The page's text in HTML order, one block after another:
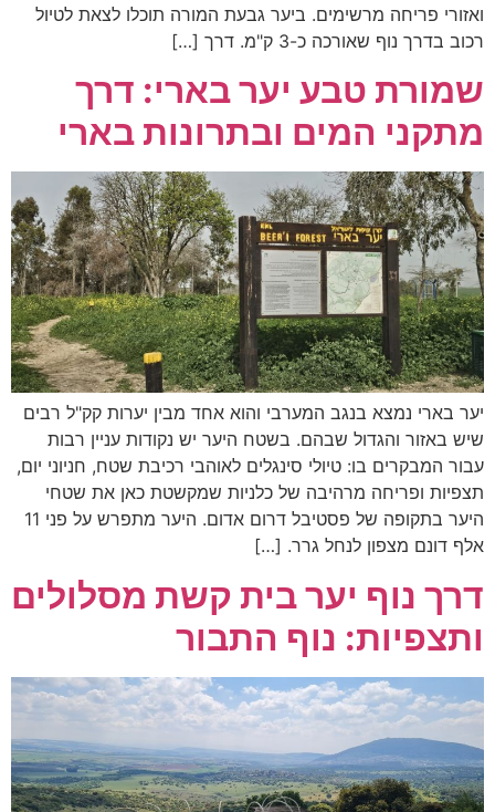
ואזורי פריחה מרשימים. ביער גבעת המורה תוכלו לצאת לטיול
רכוב בדרך נוף שאורכה כ-3 ק"מ. דרך […]
שמורת טבע יער בארי: דרך
מתקני המים ובתרונות בארי
יער בארי נמצא בנגב המערבי והוא אחד מבין יערות קק"ל רבים
שיש באזור והגדול שבהם. בשטח היער יש נקודות עניין רבות
עבור המבקרים בו: טיולי סינגלים לאוהבי רכיבת שטח, חניוני יום,
תצפיות ופריחה מרהיבה של כלניות שמקשטת כאן את שטחי
היער בתקופה של פסטיבל דרום אדום. היער מתפרש על פני 11
אלף דונם מצפון לנחל גרר. […]
דרך נוף יער בית קשת מסלולים
ותצפיות: נוף התבור